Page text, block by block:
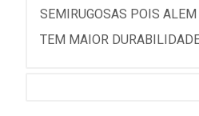
SEMIRUGOSAS POIS
TEM MAIOR